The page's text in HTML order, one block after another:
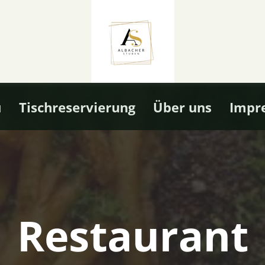
Tischreservierung Über uns
Restaurant